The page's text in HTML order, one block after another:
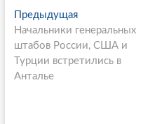
P
o
s
t
ПредыдущаяП
р
е
д
Начальники генеральных
штабов России, США и
Турции встретились в
Анталье